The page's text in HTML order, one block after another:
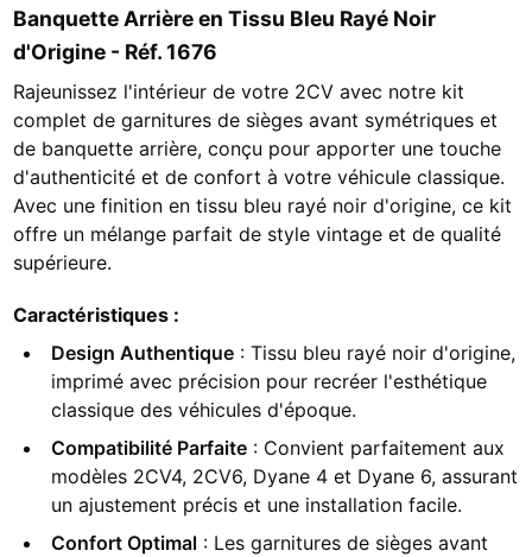
Banquette Arrière en Tissu Bleu Rayé Noir
d'Origine - Réf. 1676
Rajeunissez l'intérieur de votre 2CV avec notre kit
complet de garnitures de sièges avant symétriques et
de banquette arrière, conçu pour apporter une touche
d'authenticité et de confort à votre véhicule classique.
Avec une finition en tissu bleu rayé noir d'origine, ce kit
offre un mélange parfait de style vintage et de qualité
supérieure.
Caractéristiques :
Design Authentique: Tissu bleu rayé noir d'origine,
imprimé avec précision pour recréer l'esthétique
classique des véhicules d'époque.
Compatibilité Parfaite: Convient parfaitement aux
modèles 2CV4, 2CV6, Dyane 4 et Dyane 6, assurant
un ajustement précis et une installation facile.
Confort Optimal: Les garnitures de sièges avant